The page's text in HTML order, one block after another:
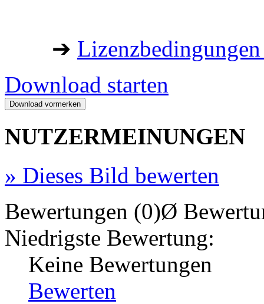
➔
Download starten
NUTZERMEINUNGEN
» Dieses Bild bewerten
Bewertungen (0)Ø
Niedrigste Bewertung:
Keine Bewertungen
Bewerten